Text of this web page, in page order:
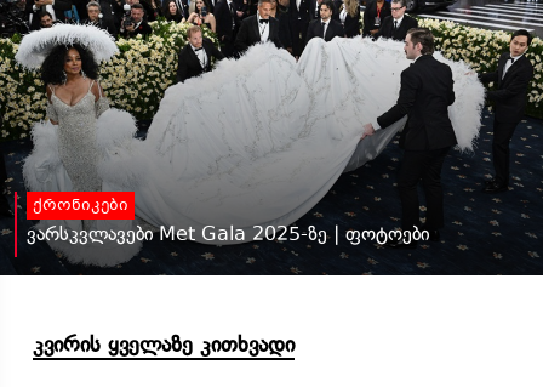
ქრონიკები
ვარსკვლავები Met Gala 2025-ზე | ფოტოები
კვირის ყველაზე კითხვადი